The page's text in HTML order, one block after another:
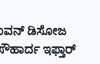
ಡಿಸೋಜ
ಇಫ್ತಾರ್